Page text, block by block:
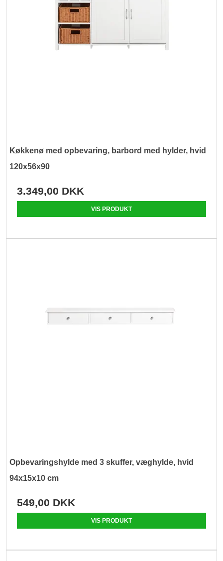
Køkkenø med opbevaring, barbord med hylder, hvid
120x56x90
3.349,00 DKK
VIS PRODUKT
Opbevaringshylde med 3 skuffer, væghylde, hvid
94x15x10 cm
549,00 DKK
VIS PRODUKT